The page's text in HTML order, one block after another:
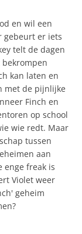
en wil een
gebeurt er iets
telt de dagen
kan laten en
met de pijnlijke
Finch en
op school
wie redt. Maar
tussen
aan
enge freak is
Violet weer
geheim